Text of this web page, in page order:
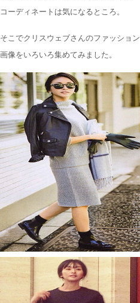
コーディネートは気になるところ。
そこでクリスウェブさんのファッション
画像をいろいろ集めてみました。